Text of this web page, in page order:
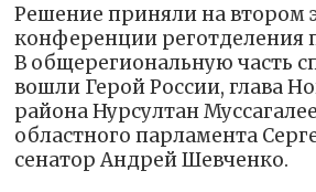
Решение приняли на втором
конференции реготделения
В общерегиональную часть
вошли Герой России, глава
района Нурсултан
областного парламента
сенатор Андрей Шевченко.